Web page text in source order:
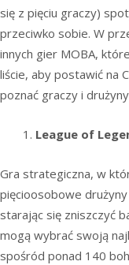
się z pięciu graczy)
przeciwko sobie. W
innych gier MOBA,
liście, aby postawić na
poznać graczy i
League of
Gra strategiczna, w
pięcioosobowe
starając się zniszczyć
mogą wybrać swoją
spośród ponad 140